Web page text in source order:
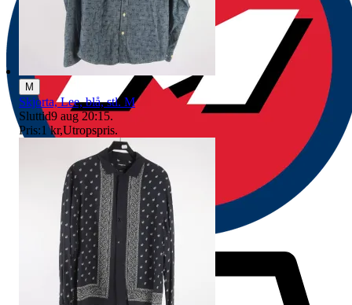
M
Skjorta, Lee, blå, stl. M
Sluttid9 aug 20:15.
Pris:1 kr,Utropspris.